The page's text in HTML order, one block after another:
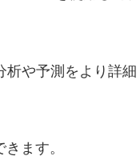
析や予測をより詳細
ます。